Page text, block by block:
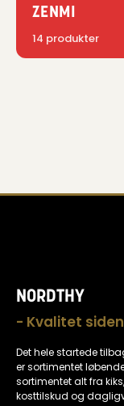
ZENMI
14 produkter
NORDTHY
- Kvalitet siden
Det hele startede
er sortimentet
sortimentet alt fra
kosttilskud og